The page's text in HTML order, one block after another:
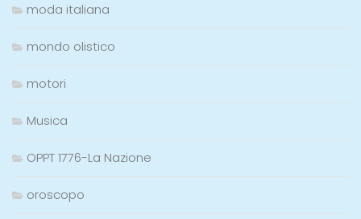
moda italiana
mondo olistico
motori
Musica
OPPT 1776-La Nazione
oroscopo